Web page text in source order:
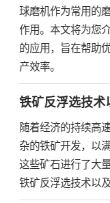
球磨机作为常用的
作用。本文将为您
的应用，旨在帮助
产效率。
铁矿反浮选技
随着经济的持续高
杂的铁矿开发，以
这些矿石进行了大
铁矿反浮选技术以